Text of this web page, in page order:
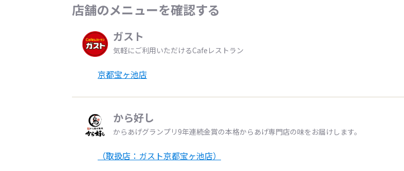
店舗のメニューを確認する
ガスト
気軽にご利用いただけるCafeレストラン
京都宝ヶ池店
から好し
からあげグランプリ9年連続金賞の本格からあげ専門店の味をお届けします。
（取扱店：ガスト京都宝ヶ池店）